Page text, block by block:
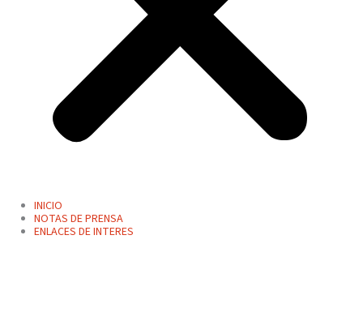
INICIO
NOTAS DE PRENSA
ENLACES DE INTERES